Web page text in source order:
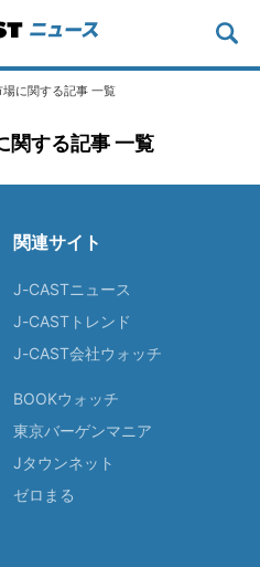
に関する記事 一覧
関する記事 一覧
関連サイト
J-CASTニュース
J-CASTトレンド
J-CAST会社ウォッチ
BOOKウォッチ
東京バーゲンマニア
Jタウンネット
ゼロまる